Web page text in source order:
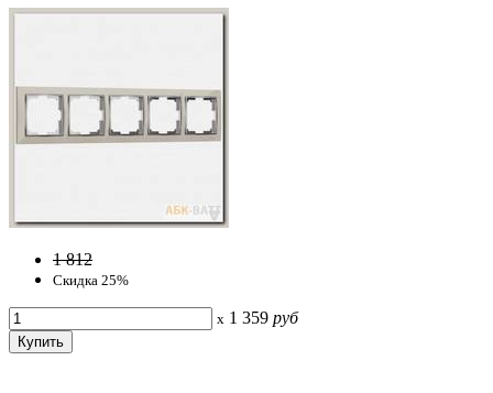
1 812
Скидка 25%
x 1 359 руб